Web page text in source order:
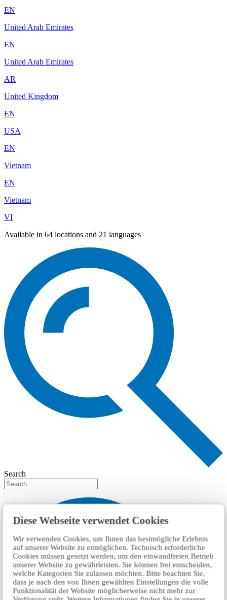
Diese Webseite verwendet Cookies
Wir verwenden Cookies, um Ihnen das bestmögliche Erlebnis
auf unserer Website zu ermöglichen. Technisch erforderliche
Cookies müssen gesetzt werden, um den einwandfreien Betrieb
unserer Website zu gewährleisten. Sie können frei entscheiden,
welche Kategorien Sie zulassen möchten. Bitte beachten Sie,
dass je nach den von Ihnen gewählten Einstellungen die volle
Funktionalität der Website möglicherweise nicht mehr zur
EN
United Arab Emirates
EN
United Arab Emirates
AR
United Kingdom
EN
USA
EN
Vietnam
EN
Vietnam
VI
Available in 64 locations and 21 languages
Search